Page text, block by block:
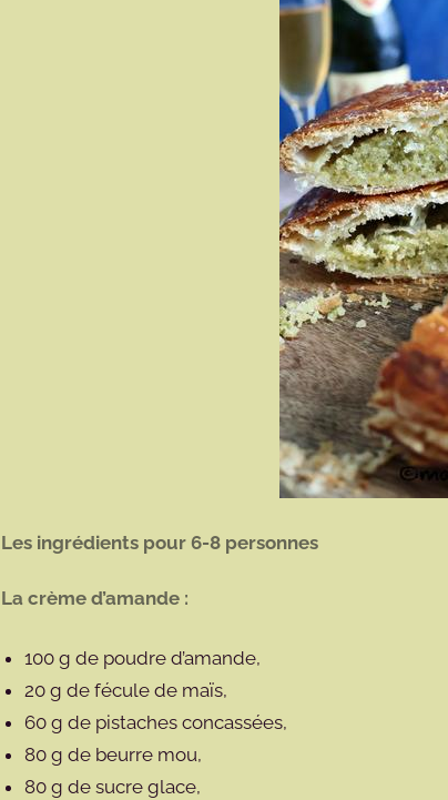
Les ingrédients pour 6-8 personnes
La crème d’amande :
100 g de poudre d’amande,
20 g de fécule de maïs,
60 g de pistaches concassées,
80 g de beurre mou,
80 g de sucre glace,